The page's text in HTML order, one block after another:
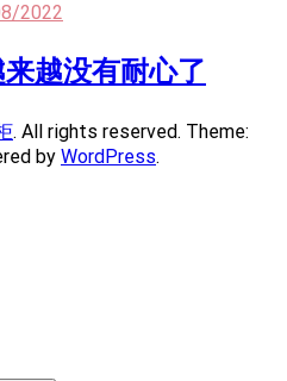
2022
越没有耐心了
. All rights reserved. Theme:
by WordPress.